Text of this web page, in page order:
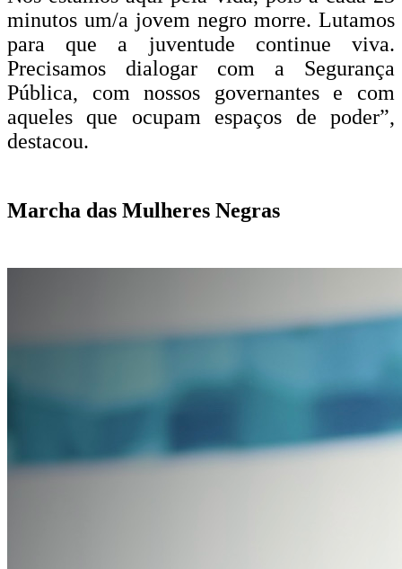
minutos um/a jovem negro morre. Lutamos
para que a juventude continue viva.
Precisamos dialogar com a Segurança
Pública, com nossos governantes e com
aqueles que ocupam espaços de poder”,
destacou.
Marcha das Mulheres Negras